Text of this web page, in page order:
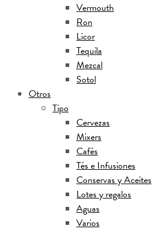
Vermouth
Ron
Licor
Tequila
Mezcal
Sotol
Otros
Tipo
Cervezas
Mixers
Cafés
Tés e Infusiones
Conservas y Aceites
Lotes y regalos
Aguas
Varios